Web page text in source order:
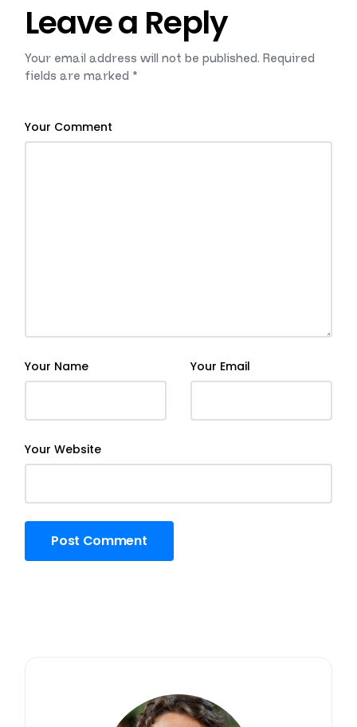
Leave a Reply
Your email address will not be published. Required
fields are marked *
Your Comment
Your Name Your Email
Your Website
Post Comment